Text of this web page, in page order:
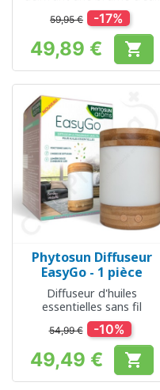
légère
59,95 € -17%
Prix
49,89 € 
Phytosun Diffuseur
EasyGo - 1 pièce
Diffuseur d'huiles
essentielles sans fil
54,99 € -10%
Prix
49,49 € 